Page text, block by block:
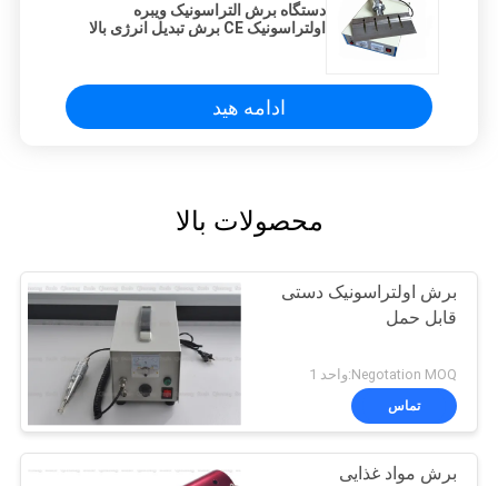
دستگاه برش التراسونیک ویبره
اولتراسونیک CE برش تبدیل انرژی بالا
ادامه هید
محصولات بالا
برش اولتراسونیک دستی
قابل حمل
Negotation MOQ:واحد 1
تماس
برش مواد غذایی